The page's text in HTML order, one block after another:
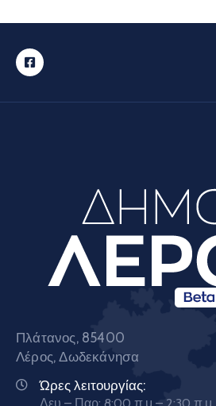
Πλάτανος, 85400
Λέρος, Δωδεκάνησα
Ώρες λειτουργίας: